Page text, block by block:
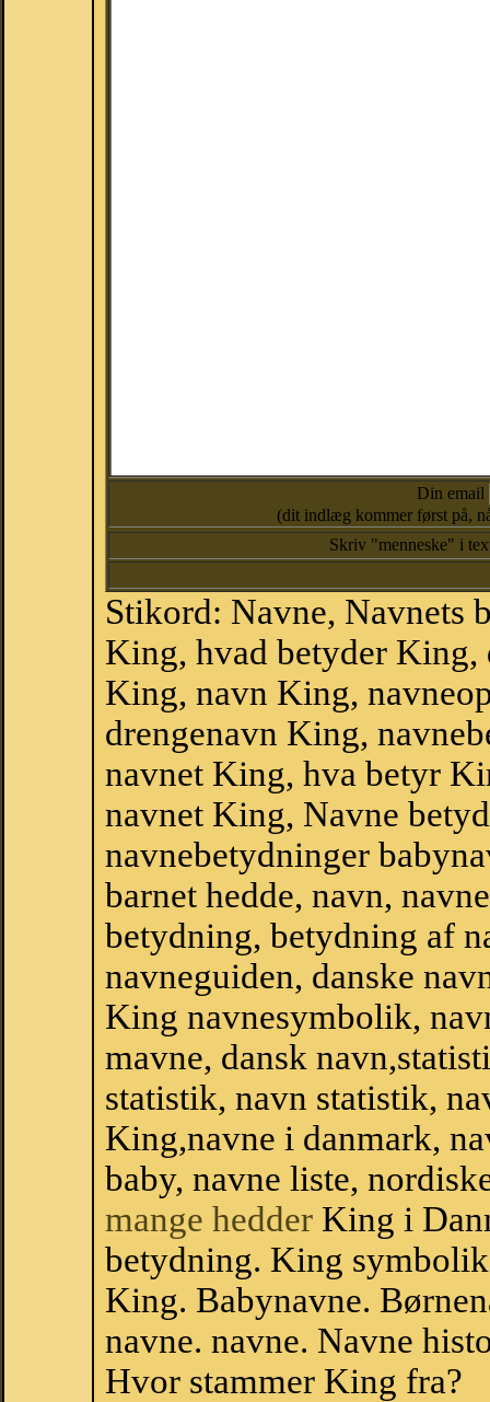
Din email
(dit indlæg kommer først på,
Skriv "menneske" i
Stikord: Navne, Navnets
King, hvad betyder King,
King, navn King,
drengenavn King,
navnet King, hva betyr
navnet King, Navne
navnebetydninger
barnet hedde, navn,
betydning, betydning af
navneguiden, danske
King navnesymbolik,
mavne, dansk
statistik, navn statistik,
King,navne i danmark,
baby, navne liste,
mange hedder King i
betydning. King
King. Babynavne.
navne. navne. Navne
Hvor stammer King fra?